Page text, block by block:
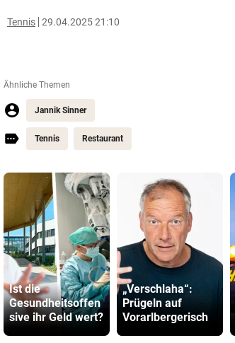
Tennis 29.04.2025 21:10
Ähnliche Themen
Jannik Sinner
Tennis Restaurant
Ist die
Gesundheitsoffen
sive ihr Geld wert?
„Verschlaha“:
Prügeln auf
Vorarlbergerisch